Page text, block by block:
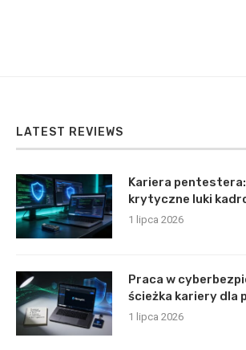
LATEST REVIEWS
Kariera pentestera:
krytyczne luki
1 lipca 2026
Praca w
ścieżka kariery dla
1 lipca 2026